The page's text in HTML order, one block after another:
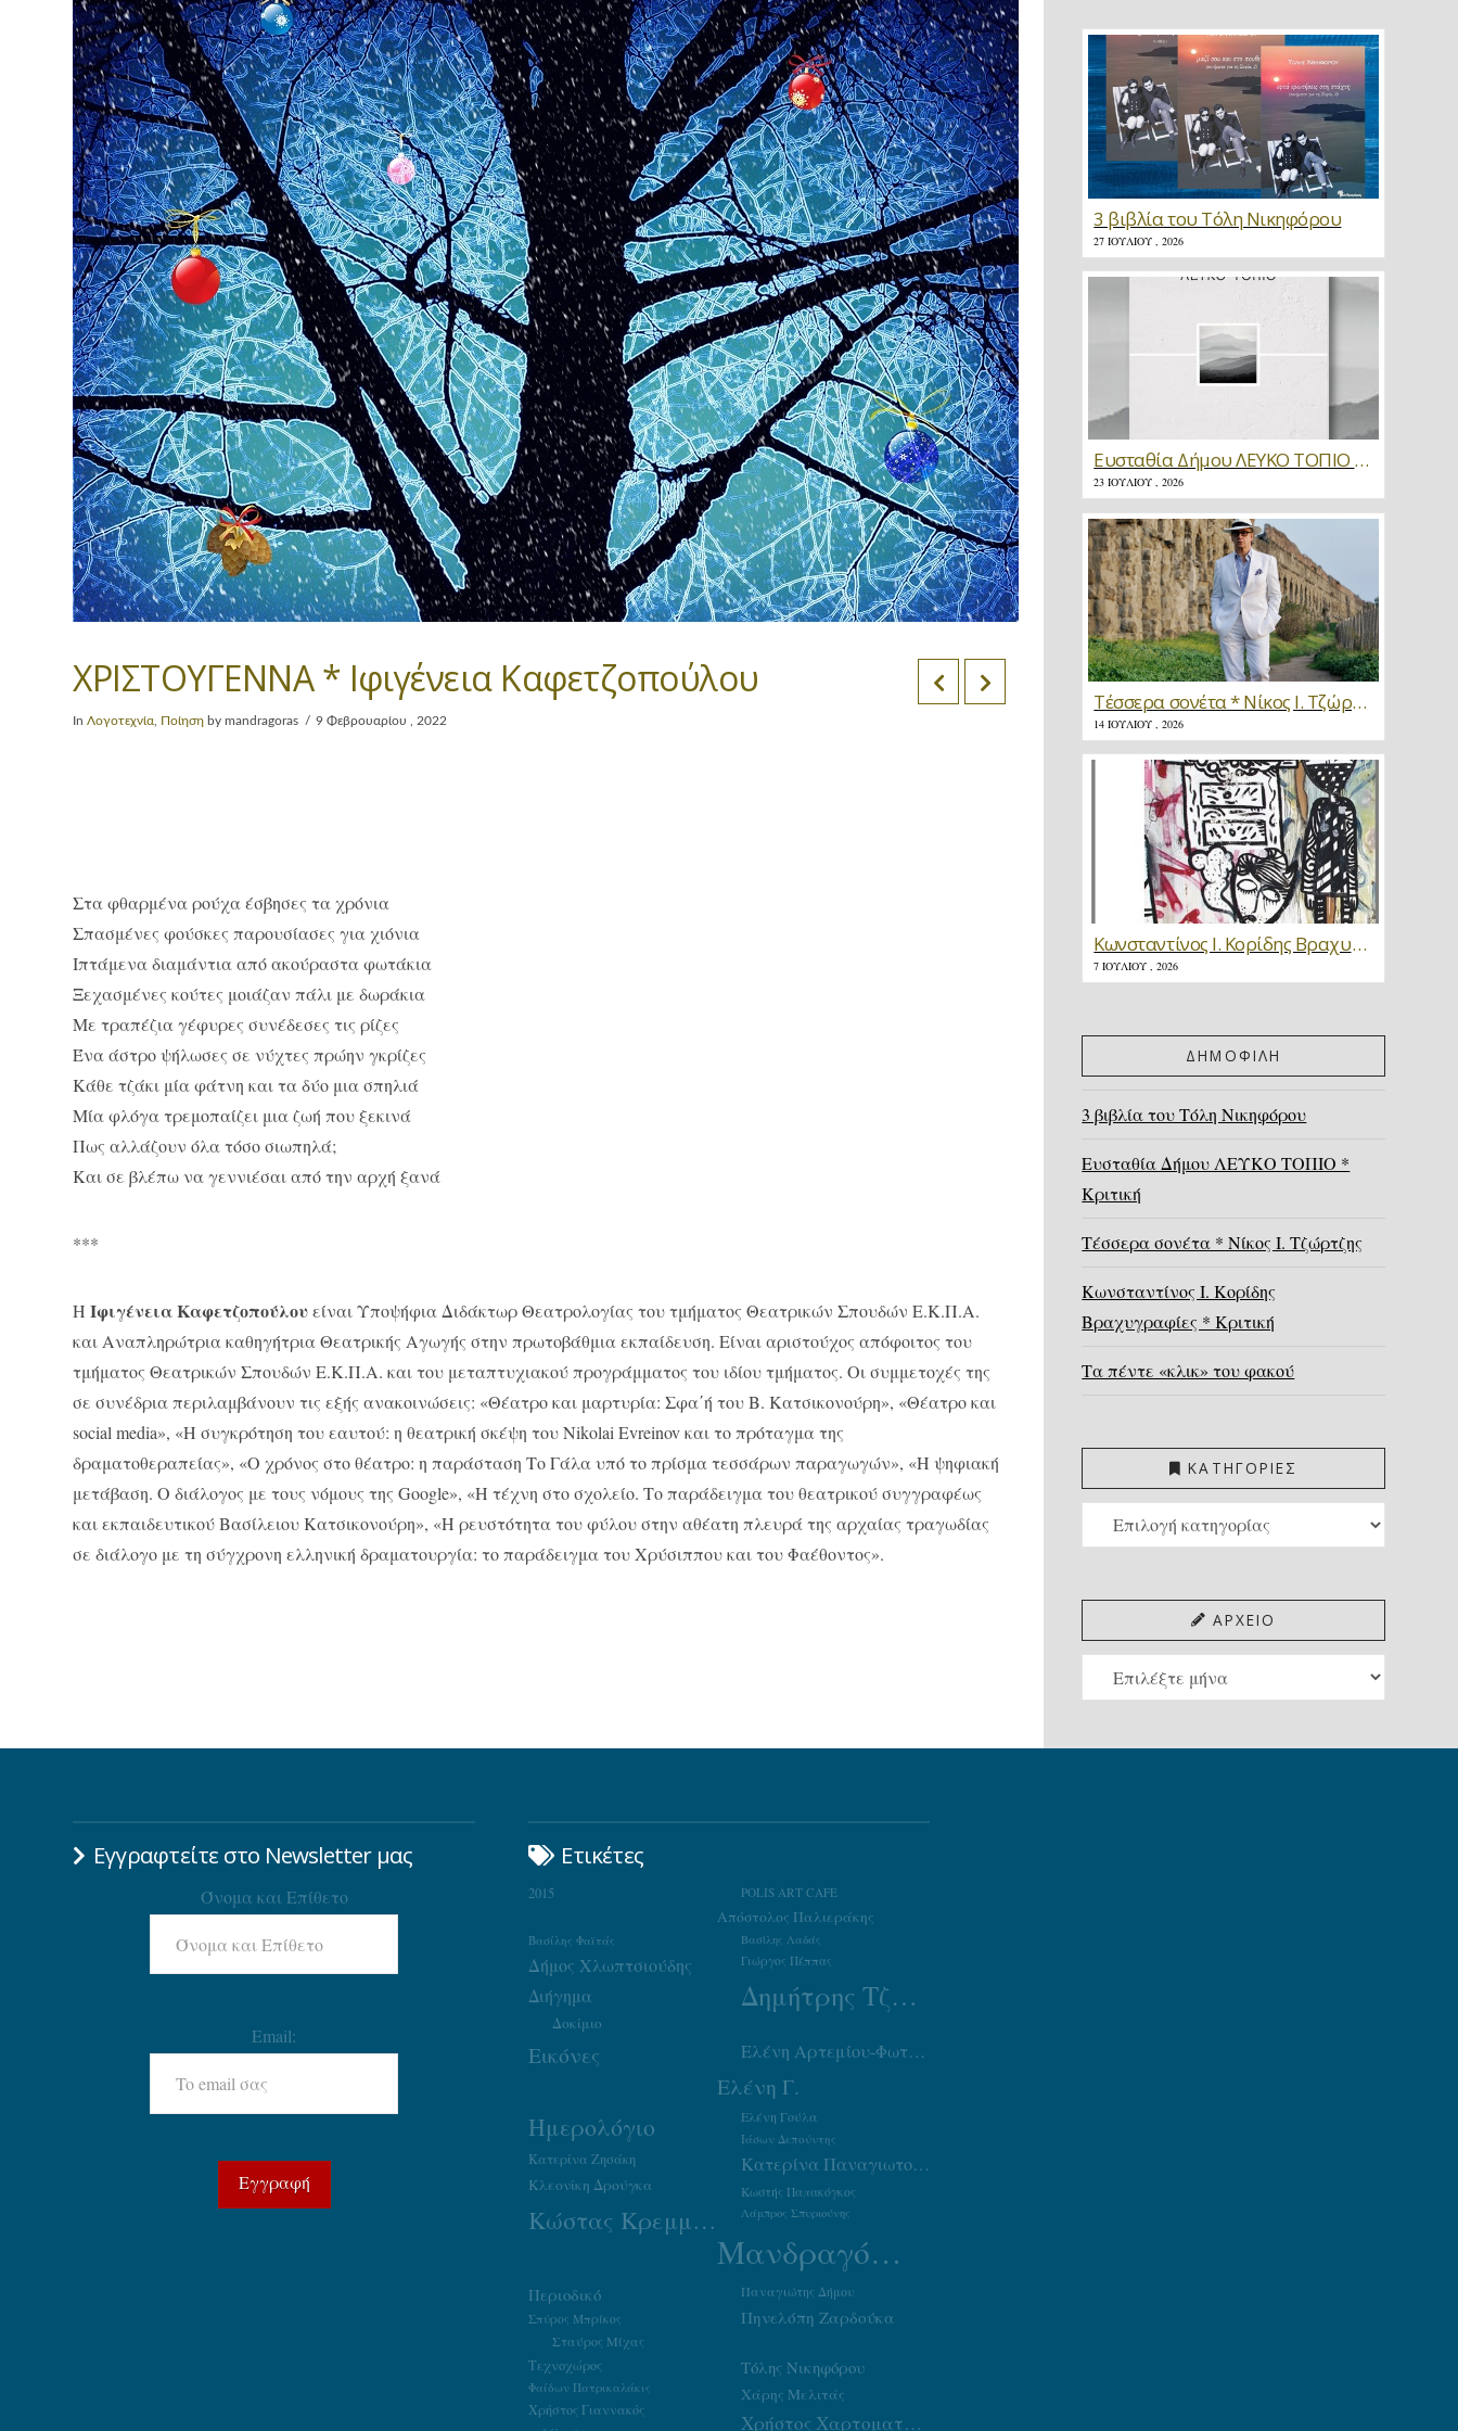
ΧΡΙΣΤΟΥΓΕΝΝΑ * Ιφιγένεια Καφετζοπούλου
InΛογοτεχνία Ποίηση by mandragoras 9 Φεβρουαρίου , 2022
Στα φθαρμένα ρούχα έσβησες τα χρόνια
Σπασμένες φούσκες παρουσίασες για χιόνια
Ιπτάμενα διαμάντια από ακούραστα φωτάκια
Ξεχασμένες κούτες μοιάζαν πάλι με δωράκια
Με τραπέζια γέφυρες συνέδεσες τις ρίζες
Ένα άστρο ψήλωσες σε νύχτες πρώην γκρίζες
Κάθε τζάκι μία φάτνη και τα δύο μια σπηλιά
Μία φλόγα τρεμοπαίζει μια ζωή που ξεκινά
Πως αλλάζουν όλα τόσο σιωπηλά;
Και σε βλέπω να γεννιέσαι από την αρχή ξανά
***
ΗΙφιγένεια Καφετζοπούλουείναι Υποψήφια Διδάκτωρ Θεατρολογίας του τμήματος Θεατρικών Σπουδών Ε.Κ.Π.Α.
και Αναπληρώτρια καθηγήτρια Θεατρικής Αγωγής στην πρωτοβάθμια εκπαίδευση. Είναι αριστούχος απόφοιτος του
τμήματος Θεατρικών Σπουδών Ε.Κ.Π.Α. και του μεταπτυχιακού προγράμματος του ιδίου τμήματος. Οι συμμετοχές της
σε συνέδρια περιλαμβάνουν τις εξής ανακοινώσεις: «Θέατρο και μαρτυρία: Σφα΄ή του Β. Κατσικονούρη», «Θέατρο και
social media», «Η συγκρότηση του εαυτού: η θεατρική σκέψη του Nikolai Evreinov και το πρόταγμα της
δραματοθεραπείας», «Ο χρόνος στο θέατρο: η παράσταση Το Γάλα υπό το πρίσμα τεσσάρων παραγωγών», «Η ψηφιακή
μετάβαση. Ο διάλογος με τους νόμους της Google», «Η τέχνη στο σχολείο. Το παράδειγμα του θεατρικού συγγραφέως
και εκπαιδευτικού Βασίλειου Κατσικονούρη», «Η ρευστότητα του φύλου στην αθέατη πλευρά της αρχαίας τραγωδίας
σε διάλογο με τη σύγχρονη ελληνική δραματουργία: το παράδειγμα του Χρύσιππου και του Φαέθοντος».
3 βιβλία του Τόλη Νικηφόρου
27 ΙΟΥΛΊΟΥ , 2026
Ευσταθία Δήμου ΛΕΥΚΟ ΤΟΠΙΟ * Κριτική
23 ΙΟΥΛΊΟΥ , 2026
Τέσσερα σονέτα * Νίκος Ι. Τζώρτζης
14 ΙΟΥΛΊΟΥ , 2026
Κωνσταντίνος Ι. Κορίδης Βραχυγραφίες * Κριτική
7 ΙΟΥΛΊΟΥ , 2026
ΔΗΜΟΦΙΛΗ
3 βιβλία του Τόλη Νικηφόρου
Ευσταθία Δήμου ΛΕΥΚΟ ΤΟΠΙΟ *
Κριτική
Τέσσερα σονέτα * Νίκος Ι. Τζώρτζης
Κωνσταντίνος Ι. Κορίδης
Βραχυγραφίες * Κριτική
Τα πέντε «κλικ» του φακού
ΚΑΤΗΓΟΡΙΕΣ
ΚΑΤΗΓΟΡΙΕΣ
ΑΡΧΕΙΟ
ΑΡΧΕΙΟ
Εγγραφτείτε στο Newsletter μας
Όνομα και Επίθετο
Email:
Ετικέτες
2015 POLIS ART CAFE
Απόστολος Παλιεράκης
Βασίλης Λαδάς
Βασίλης Φαϊτάς
Γιώργος Πέππας
Δήμος Χλωπτσιούδης
Δημήτρης Τζουμάκας
Διήγημα
Δοκίμιο
Εικόνες Ελένη Αρτεμίου-Φωτιάδου
Ελένη Γ.
Ελένη Γούλα
Ημερολόγιο Ιάσων Δεπούντης
Κατερίνα Ζησάκη Κατερίνα Παναγιωτοπούλου
Κλεονίκη Δρούγκα Κωστής Παπακόγκος
Κώστας Κρεμμύδας Λάμπρος Σπυριούνης
Μανδραγόρας
Παναγιώτης Δήμου
Περιοδικό
Πηνελόπη Ζαρδούκα
Σπύρος Μπρίκος
Σταύρος Μίχας
Τεχνοχώρος
Τόλης Νικηφόρου
Φαίδων Πατρικαλάκις Χάρης Μελιτάς
Χρήστος Γιαννακός
Χρήστος Χαρτοματσίδης